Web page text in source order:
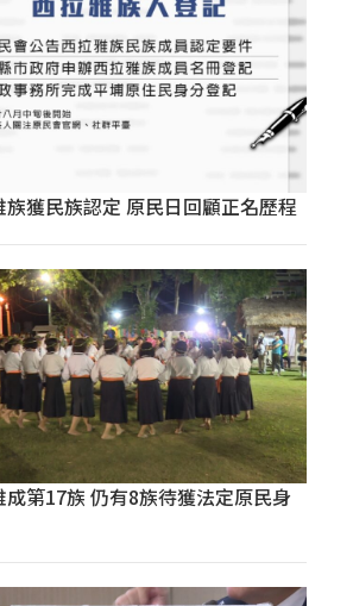
族獲民族認定 原民日回顧正名歷程
成第17族 仍有8族待獲法定原民身